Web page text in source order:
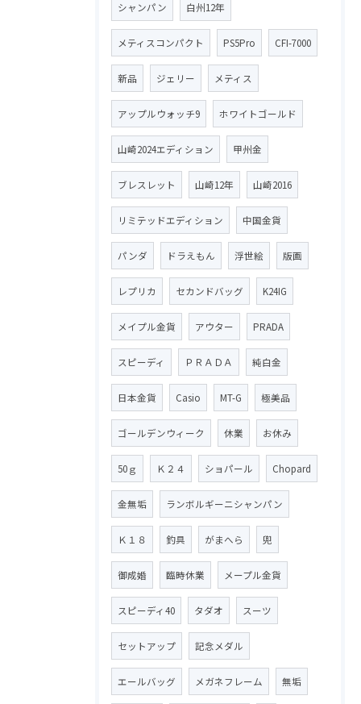
シャンパン 白州12年
メティスコンパクト PS5Pro CFI-7000
新品 ジェリー メティス
アップルウォッチ9 ホワイトゴールド
山崎2024エディション 甲州金
ブレスレット 山崎12年 山崎2016
リミテッドエディション 中国金貨
パンダ ドラえもん 浮世絵 版画
レプリカ セカンドバッグ K24IG
メイプル金貨 アウター PRADA
スピーディ ＰＲＡＤＡ 純白金
日本金貨 Casio MT-G 極美品
ゴールデンウィーク 休業 お休み
50ｇ Ｋ２４ ショパール Chopard
金無垢 ランボルギーニシャンパン
Ｋ１８ 釣具 がまへら 兜
御成婚 臨時休業 メープル金貨
スピーディ40 タダオ スーツ
セットアップ 記念メダル
エールバッグ メガネフレーム 無垢